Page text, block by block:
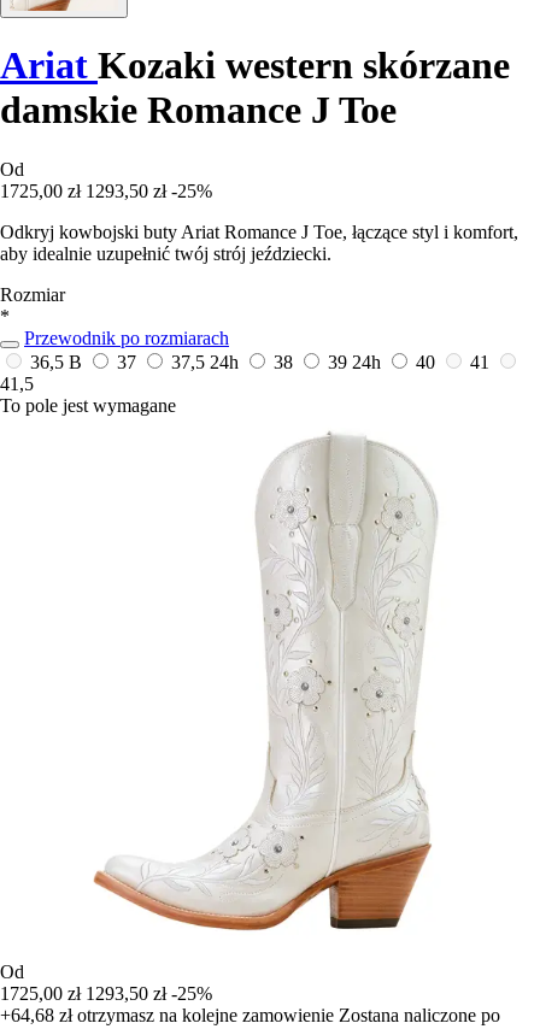
Ariat Kozaki western skórzane
damskie Romance J Toe
Od
1725,00 zł 1293,50 zł -25%
Odkryj kowbojski buty Ariat Romance J Toe, łączące styl i komfort,
aby idealnie uzupełnić twój strój jeździecki.
Rozmiar
*
Przewodnik po rozmiarach
36,5 B
37 37,5 24h 38 39 24h 40
41
41,5
To pole jest wymagane
Od
1725,00 zł 1293,50 zł -25%
+64,68 złotrzymasz na kolejne zamowienie Zostana naliczone po